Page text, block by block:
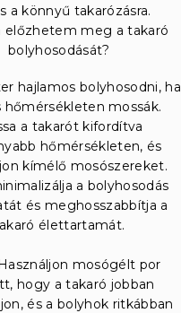
a könnyű takarózásra.
előzhetem meg a takaró
bolyhosodását?
hajlamos bolyhosodni, ha
hőmérsékleten mossák.
a takarót kifordítva
hőmérsékleten, és
kímélő mosószereket.
a bolyhosodás
és meghosszabbítja a
élettartamát.
mosógélt por
hogy a takaró jobban
és a bolyhok ritkábban